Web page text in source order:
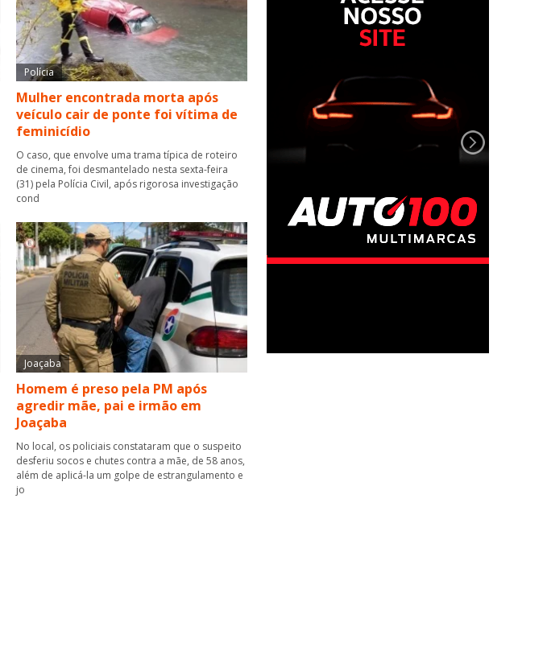
Polícia
Mulher encontrada morta após
veículo cair de ponte foi vítima de
feminicídio
O caso, que envolve uma trama típica de roteiro
de cinema, foi desmantelado nesta sexta-feira
(31) pela Polícia Civil, após rigorosa investigação
cond
Joaçaba
Homem é preso pela PM após
agredir mãe, pai e irmão em
Joaçaba
No local, os policiais constataram que o suspeito
desferiu socos e chutes contra a mãe, de 58 anos,
além de aplicá-la um golpe de estrangulamento e
jo